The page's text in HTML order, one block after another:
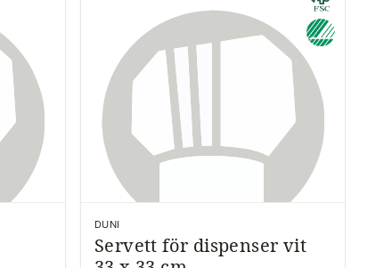
DUNI
Servett för dispenser vit